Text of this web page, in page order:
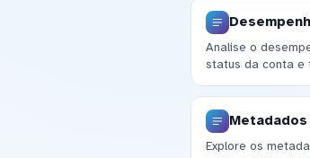
Analise o
status da conta e
Explore os